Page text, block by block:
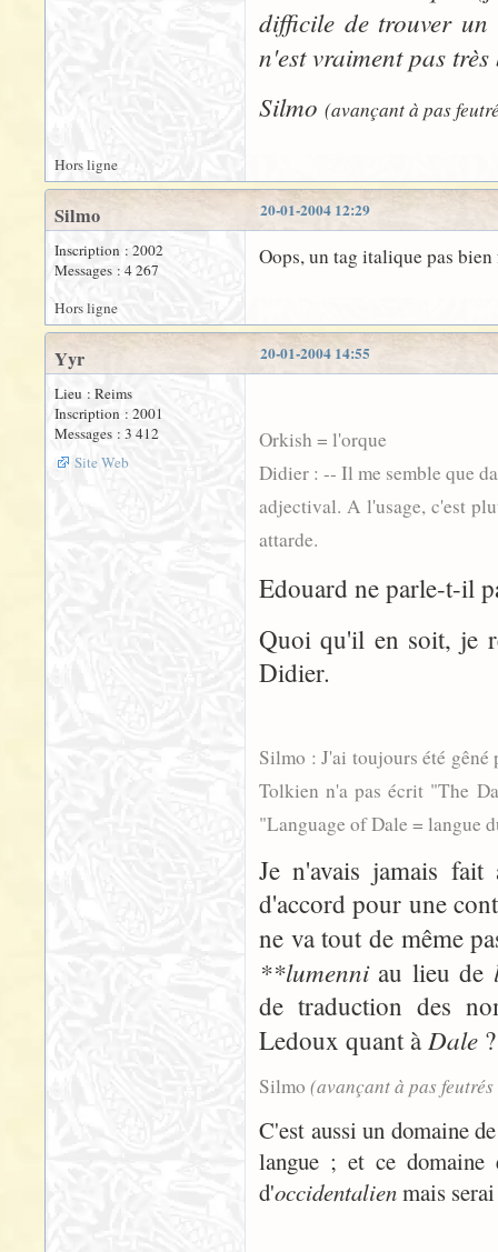
difficile de trouver
n'est vraiment pas
Silmo (avançant à pas
Hors ligne
20-01-2004 12:29
Silmo
Inscription : 2002
Messages : 4 267
Oops, un tag italique pas
Hors ligne
20-01-2004 14:55
Yyr
Lieu : Reims
Inscription : 2001
Messages : 3 412
Site Web
Orkish = l'orque
Didier : -- Il me semble que
adjectival. A l'usage, c'est
attarde.
Edouard ne parle-t-il
Quoi qu'il en soit, je
Didier.
Silmo : J'ai toujours été
Tolkien n'a pas écrit "The
"Language of Dale = langue
Je n'avais jamais
d'accord pour une
ne va tout de même
**lumenniau lieu de
de traduction des
Ledoux quant à Dale ?
Silmo (avançant à pas
C'est aussi un domaine
langue ; et ce
d'occidentalienmais